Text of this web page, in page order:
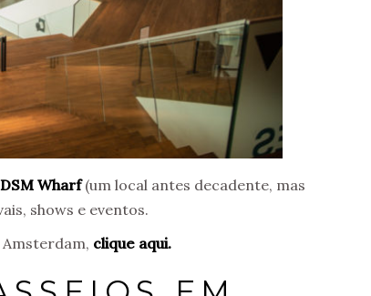
Wharf(um local antes decadente, mas
shows e eventos.
Amsterdam, clique aqui.